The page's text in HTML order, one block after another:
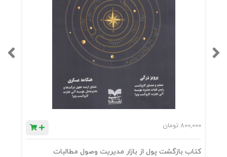
800,000 تومان
کتاب بازگشت پول از بازار مدیریت وصول مطالبات